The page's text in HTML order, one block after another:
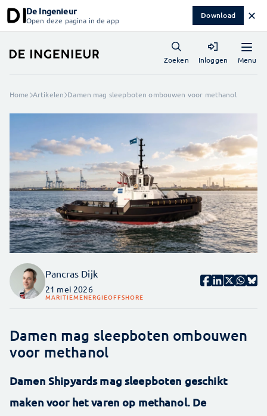
De Ingenieur
Open deze pagina in de app Download ✕
Menu
Zoeken Inloggen
Home Artikelen Damen mag sleepboten ombouwen voor methanol
Pancras Dijk
21 mei 2026
MARITIEMENERGIEOFFSHORE
Damen mag sleepboten ombouwen
voor methanol
Damen Shipyards mag sleepboten geschikt
maken voor het varen op methanol. De